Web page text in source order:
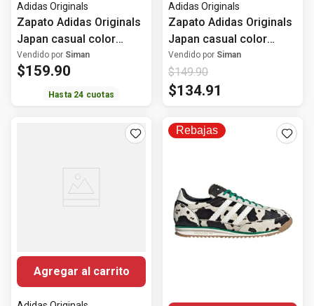
Adidas Originals
Zapato Adidas Originals
Japan casual color
rojo/blanco para mujer
Vendido por Siman
$159.90
Hasta 24 cuotas
Adidas Originals
Zapato Adidas Originals
Japan casual color
blanco para mujer
Vendido por Siman
$149.90
$134.91
Agregar al carrito
Rebajas